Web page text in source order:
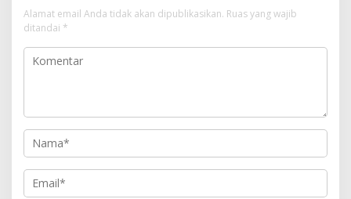
Alamat email Anda tidak akan dipublikasikan. Ruas yang wajib
ditandai *